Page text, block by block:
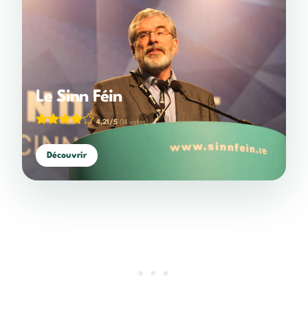
Le Sinn Féin
4,21/5 (14 votes)
Découvrir